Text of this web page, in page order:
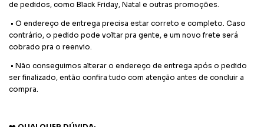
de pedidos, como Black Friday, Natal e outras promoções.
• O endereço de entrega precisa estar correto e completo. Caso
contrário, o pedido pode voltar pra gente, e um novo frete será
cobrado pra o reenvio.
• Não conseguimos alterar o endereço de entrega após o pedido
ser finalizado, então confira tudo com atenção antes de concluir a
compra.